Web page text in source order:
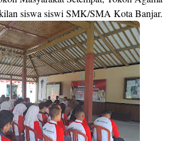
siswa siswi SMK/SMA Kota Banjar.